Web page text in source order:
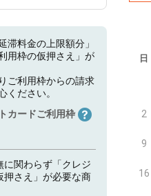
滞料金の上限額分」
用枠の仮押さえ」が
ご利用枠からの請求
ください。
カードご利用枠
に関わらず「クレジ
押さえ」が必要な商
日
2
9
16